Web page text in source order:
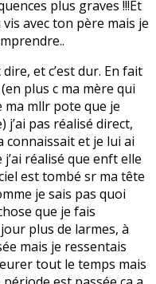
plus graves !!!Et
vis avec ton père mais je
et c’est dur. En fait
plus c ma mère qui
ma mllr pote que je
j’ai pas réalisé direct,
connaissait et je lui ai
réalisé que enft elle
est tombé sr ma tête
je sais pas quoi
que je fais
plus de larmes, à
mais je ressentais
tout le temps mais